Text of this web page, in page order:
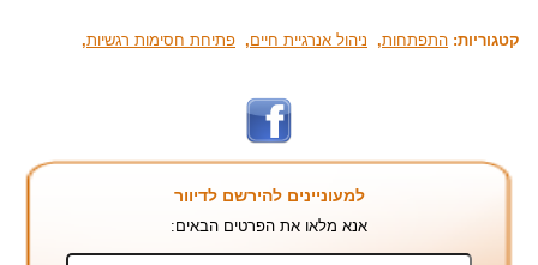
קטגוריות: התפתחות, ניהול אנרגיית חיים, פתיחת חסימות רגשיות,
למעוניינים להירשם לדיוור
אנא מלאו את הפרטים הבאים: